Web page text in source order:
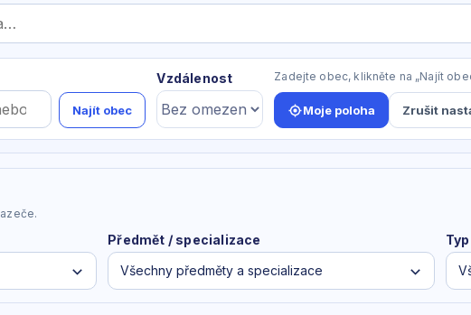
Najít obec
Vzdálenost
Moje poloha Zrušit
Zadejte obec, klikněte na „Najít
Předmět / specializace
Všechny předměty a specializace